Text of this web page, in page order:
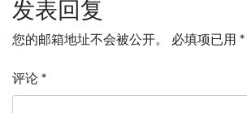
航
发表回复
您的邮箱地址不会被公开。 必填项已用 *
评论 *